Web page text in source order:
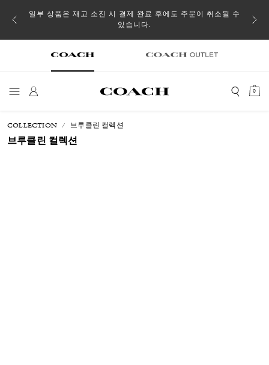
일부 상품은 재고 소진 시 결제 완료 후에도 주문이 취소될 수
있습니다.
0
COLLECTION 브루클린 컬렉션
브루클린 컬렉션